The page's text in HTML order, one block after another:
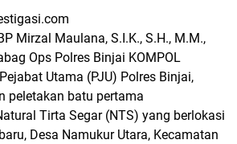
Mirzal Maulana, S.I.K., S.H., M.M.,
Ops Polres Binjai KOMPOL
Utama (PJU) Polres Binjai,
peletakan batu pertama
Tirta Segar (NTS) yang berlokasi
Desa Namukur Utara, Kecamatan